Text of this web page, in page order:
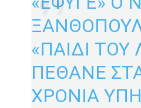
«ΠΑΙΔΙ ΤΟΥ
ΠΕΘΑΝΕ
ΧΡΟΝΙΑ